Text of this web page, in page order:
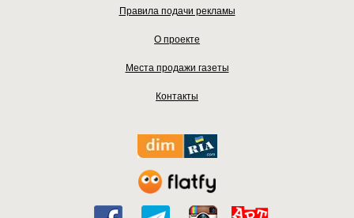
Правила подачи рекламы
О проекте
Места продажи газеты
Контакты